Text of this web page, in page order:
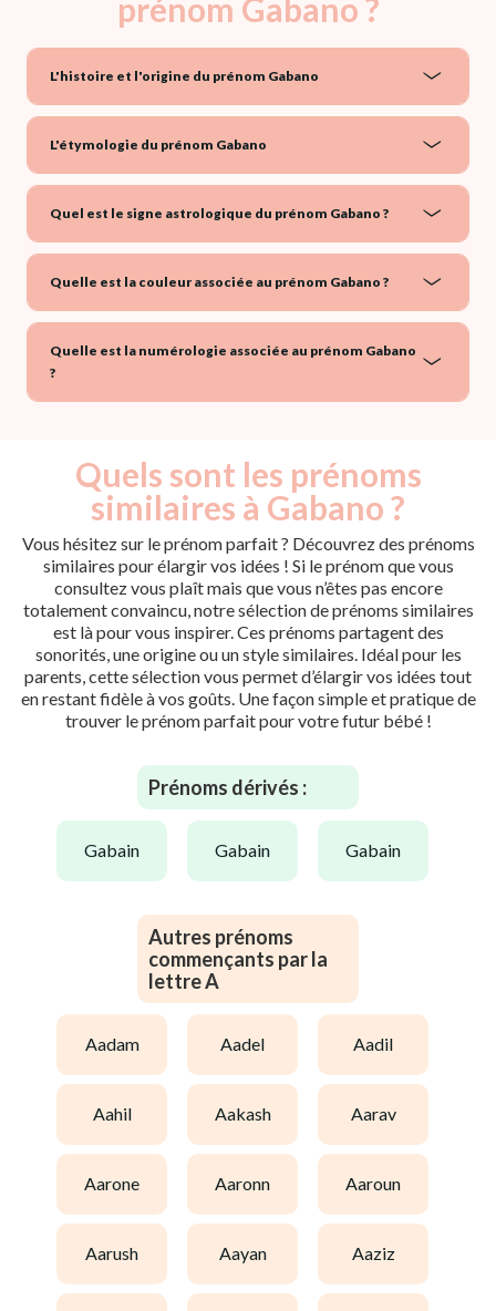
prénom Gabano ?
L'histoire et l'origine du prénom Gabano
L'étymologie du prénom Gabano
Quel est le signe astrologique du prénom Gabano ?
Quelle est la couleur associée au prénom Gabano ?
Quelle est la numérologie associée au prénom Gabano
?
Quels sont les prénoms
similaires à Gabano ?
Vous hésitez sur le prénom parfait ? Découvrez des prénoms
similaires pour élargir vos idées ! Si le prénom que vous
consultez vous plaît mais que vous n’êtes pas encore
totalement convaincu, notre sélection de prénoms similaires
est là pour vous inspirer. Ces prénoms partagent des
sonorités, une origine ou un style similaires. Idéal pour les
parents, cette sélection vous permet d’élargir vos idées tout
en restant fidèle à vos goûts. Une façon simple et pratique de
trouver le prénom parfait pour votre futur bébé !
Prénoms dérivés :
gabain gabain gabain
Autres prénoms
commençants par la
lettre A
aadam aadel aadil
aahil aakash aarav
aarone aaronn aaroun
aarush aayan aaziz